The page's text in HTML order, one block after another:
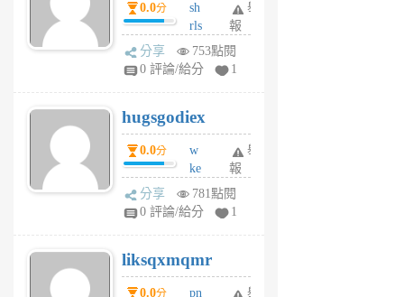
月
前
0.0分
sh
rls
k
m
6
個
月
前
舉
報
分享
753點閱
0 評論/給分
1
hugsgodiex
0.0分
w
ke
rv
pj
6
個
舉
報
分享
781點閱
0 評論/給分
1
liksqxmqmr
0.0分
pn
舉